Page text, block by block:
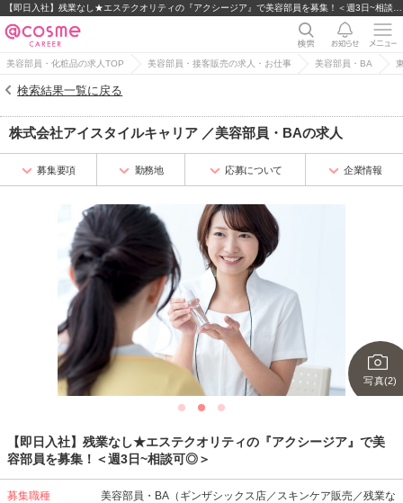
美容部員・化粧品の求人TOP 美容部員・接客販売の求人・お仕事 美容部員・BA
検索結果一覧に戻る
株式会社アイスタイルキャリア ／美容部員・BAの求人
募集要項 勤務地 応募について 企業情報
写真(2)
【即日入社】残業なし★エステクオリティの『アクシージア』で美
容部員を募集！＜週3日~相談可◎＞
募集職種
美容部員・BA（ギンザシックス店／スキンケア販売／残業な